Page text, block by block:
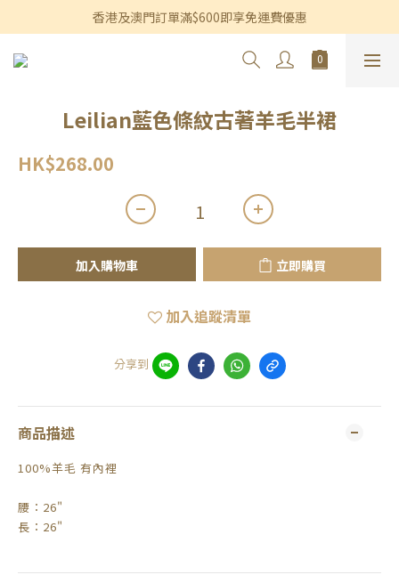
香港及澳門訂單滿$600即享免運費優惠
香港及澳門訂單滿$600即享免運費優惠
3個月內買滿$1,200可享永久九折優惠
Leilian藍色條紋古著羊毛半裙
HK$268.00
加入購物車 立即購買
加入追蹤清單
分享到
商品描述
100%羊毛 有內裡
腰：26"
長：26"